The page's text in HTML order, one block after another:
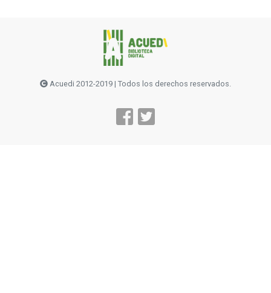
Acuedi 2012-2019 | Todos los derechos reservados.